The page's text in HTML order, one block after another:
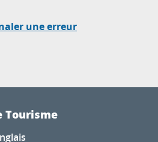
une erreur
Tourisme